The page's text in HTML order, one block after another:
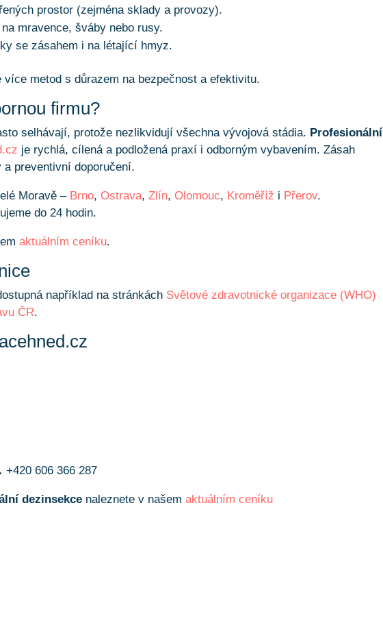
prostor (zejména sklady a provozy).
mravence, šváby nebo rusy.
se zásahem i na létající hmyz.
více metod s důrazem na bezpečnost a efektivitu.
firmu?
selhávají, protože nezlikvidují všechna vývojová stádia. Profesionální
je rychlá, cílená a podložená praxí i odborným vybavením. Zásah
preventivní doporučení.
Moravě – Brno,Ostrava,Zlín,Olomouc, Kroměříž i Přerov.
do 24 hodin.
aktuálním ceníku.
například na stránkách Světové zdravotnické organizace (WHO)
ČR.
+420 606 366 287
dezinsekce naleznete v našemaktuálním ceníku